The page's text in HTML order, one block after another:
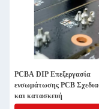
PCBA DIP Επεξεργασία
ενσωμάτωσης PCB
και κατασκευή